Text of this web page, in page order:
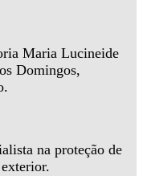
Maria Lucineide
Domingos,
na proteção de